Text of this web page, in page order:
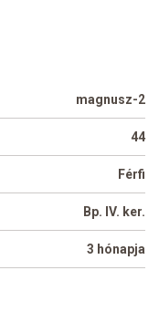
magnusz-2
44
Férfi
Bp. IV. ker.
3 hónapja